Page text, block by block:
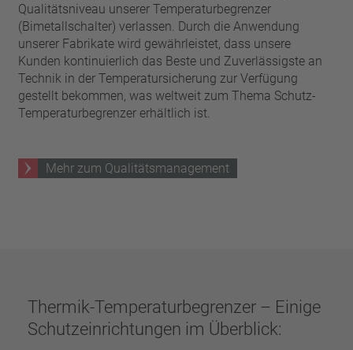
Qualitätsniveau unserer Temperaturbegrenzer
(Bimetallschalter) verlassen. Durch die Anwendung
unserer Fabrikate wird gewährleistet, dass unsere
Kunden kontinuierlich das Beste und Zuverlässigste an
Technik in der Temperatursicherung zur Verfügung
gestellt bekommen, was weltweit zum Thema Schutz-
Temperaturbegrenzer erhältlich ist.
Mehr zum Qualitätsmanagement
Thermik-Temperaturbegrenzer – Einige
Schutzeinrichtungen im Überblick: